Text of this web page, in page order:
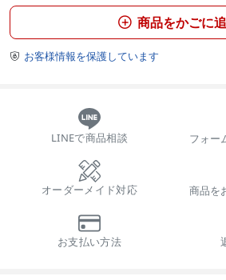
 商品をかごに
 お客様情報を保護しています
LINEで商品相談 フォー
オーダーメイド対応 商品を
お支払い方法